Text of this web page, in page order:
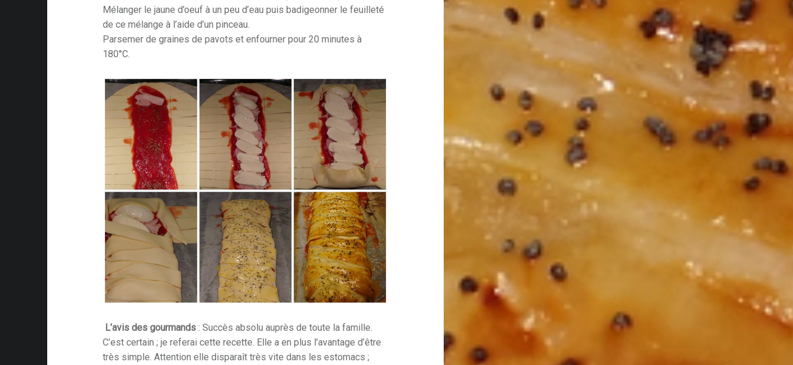
Mélanger le jaune d’oeuf à un peu d’eau puis badigeonner le feuilleté
de ce mélange à l’aide d’un pinceau.
Parsemer de graines de pavots et enfourner pour 20 minutes à
180°C.
L’avis des gourmands : Succès absolu auprès de toute la famille.
C’est certain ; je referai cette recette. Elle a en plus l’avantage d’être
très simple. Attention elle disparaît très vite dans les estomacs ;